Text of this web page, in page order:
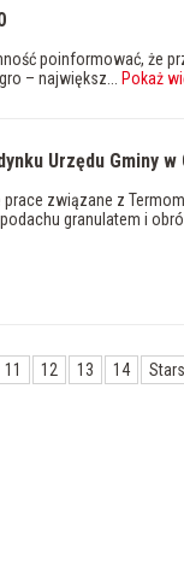
poinformować, że
– największ...
Pokaż
Urzędu Gminy
związane z
granulatem i
11 12 13 14